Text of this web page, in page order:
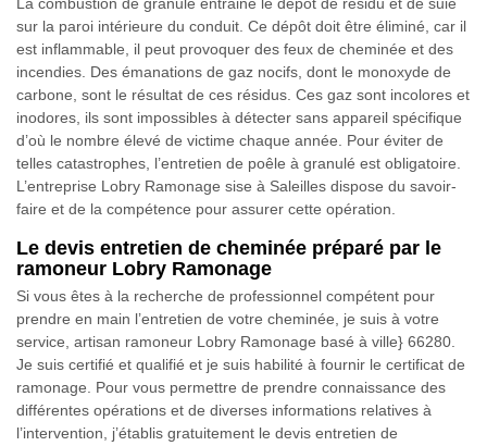
La combustion de granulé entraine le dépôt de résidu et de suie
sur la paroi intérieure du conduit. Ce dépôt doit être éliminé, car il
est inflammable, il peut provoquer des feux de cheminée et des
incendies. Des émanations de gaz nocifs, dont le monoxyde de
carbone, sont le résultat de ces résidus. Ces gaz sont incolores et
inodores, ils sont impossibles à détecter sans appareil spécifique
d’où le nombre élevé de victime chaque année. Pour éviter de
telles catastrophes, l’entretien de poêle à granulé est obligatoire.
L’entreprise Lobry Ramonage sise à Saleilles dispose du savoir-
faire et de la compétence pour assurer cette opération.
Le devis entretien de cheminée préparé par le
ramoneur Lobry Ramonage
Si vous êtes à la recherche de professionnel compétent pour
prendre en main l’entretien de votre cheminée, je suis à votre
service, artisan ramoneur Lobry Ramonage basé à ville} 66280.
Je suis certifié et qualifié et je suis habilité à fournir le certificat de
ramonage. Pour vous permettre de prendre connaissance des
différentes opérations et de diverses informations relatives à
l’intervention, j’établis gratuitement le devis entretien de